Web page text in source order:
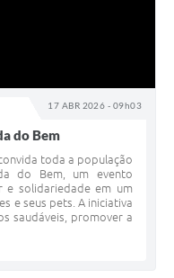
17 ABR 2026 - 09h03
do Bem
toda a população
do Bem, um evento
e solidariedade em um
e seus pets. A iniciativa
saudáveis, promover a